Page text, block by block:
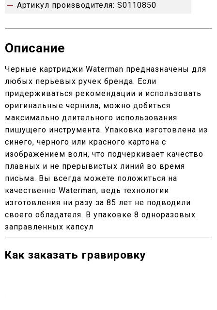
Артикул производителя: S0110850
Описание
Черные картриджи Waterman предназначены для
любых перьевых ручек бренда. Если
придерживаться рекомендации и использовать
оригинальные чернила, можно добиться
максимально длительного использования
пишущего инструмента. Упаковка изготовлена из
синего, черного или красного картона с
изображением волн, что подчеркивает качество
плавных и не прерывистых линий во время
письма. Вы всегда можете положиться на
качественно Waterman, ведь технологии
изготовления ни разу за 85 лет не подводили
своего обладателя. В упаковке 8 одноразовых
заправленных капсул
Как заказать гравировку